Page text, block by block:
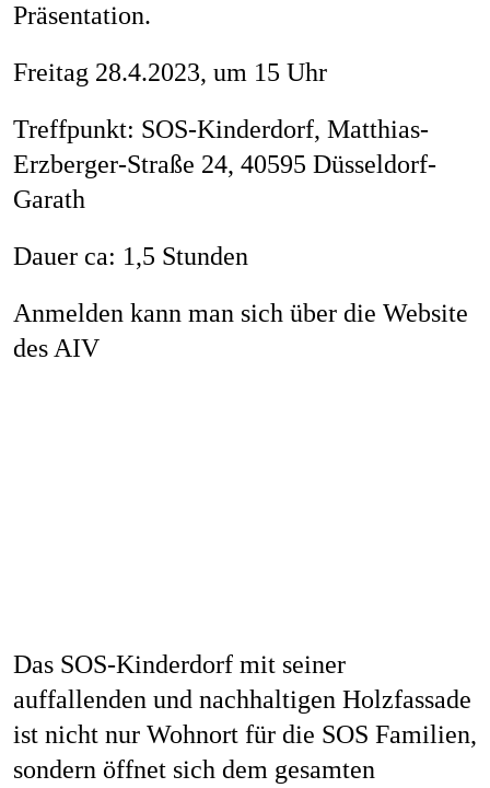
Präsentation.
Freitag 28.4.2023, um 15 Uhr
Treffpunkt: SOS-Kinderdorf, Matthias-
Erzberger-Straße 24, 40595 Düsseldorf-
Garath
Dauer ca: 1,5 Stunden
Anmelden kann man sich über die Website
des AIV
Das SOS-Kinderdorf mit seiner
auffallenden und nachhaltigen Holzfassade
ist nicht nur Wohnort für die SOS Familien,
sondern öffnet sich dem gesamten